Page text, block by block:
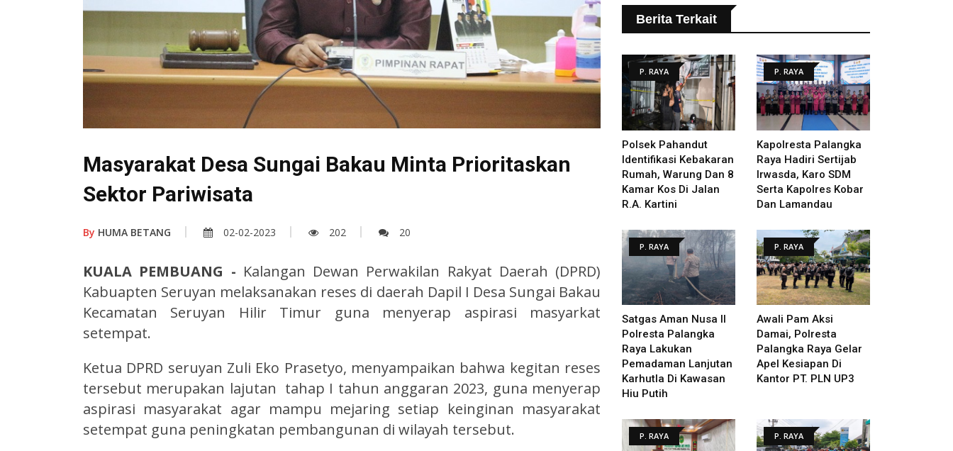
Masyarakat Desa Sungai Bakau Minta Prioritaskan
Sektor Pariwisata
By HUMA BETANG 02-02-2023 202 20
KUALA PEMBUANG - Kalangan Dewan Perwakilan Rakyat Daerah (DPRD)
Kabuapten Seruyan melaksanakan reses di daerah Dapil I Desa Sungai Bakau
Kecamatan Seruyan Hilir Timur guna menyerap aspirasi masyarkat
setempat.
Ketua DPRD seruyan Zuli Eko Prasetyo, menyampaikan bahwa kegitan reses
tersebut merupakan lajutan tahap I tahun anggaran 2023, guna menyerap
aspirasi masyarakat agar mampu mejaring setiap keinginan masyarakat
setempat guna peningkatan pembangunan di wilayah tersebut.
Berita Terkait
P. RAYA
Polsek Pahandut
Identifikasi Kebakaran
Rumah, Warung Dan 8
Kamar Kos Di Jalan
R.A. Kartini
P. RAYA
Kapolresta Palangka
Raya Hadiri Sertijab
Irwasda, Karo SDM
Serta Kapolres Kobar
Dan Lamandau
P. RAYA
Satgas Aman Nusa II
Polresta Palangka
Raya Lakukan
Pemadaman Lanjutan
Karhutla Di Kawasan
Hiu Putih
P. RAYA
Awali Pam Aksi
Damai, Polresta
Palangka Raya Gelar
Apel Kesiapan Di
Kantor PT. PLN UP3
P. RAYA P. RAYA